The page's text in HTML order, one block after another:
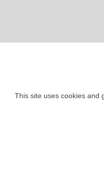
This site uses cookies and